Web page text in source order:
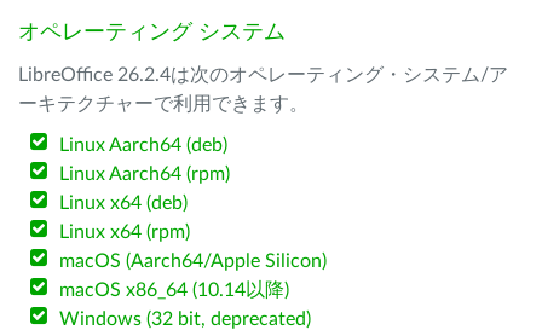
オペレーティング システム
LibreOffice 26.2.4は次のオペレーティング・システム/ア
ーキテクチャーで利用できます。
Linux Aarch64 (deb)
Linux Aarch64 (rpm)
Linux x64 (deb)
Linux x64 (rpm)
macOS (Aarch64/Apple Silicon)
macOS x86_64 (10.14以降)
Windows (32 bit, deprecated)